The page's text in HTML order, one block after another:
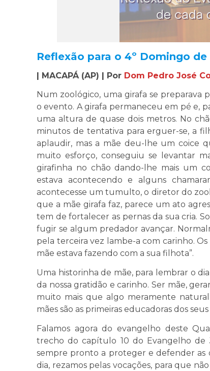
Reflexão para o 4º Domingo
| MACAPÁ (AP) | Por Dom Pedro José
Num zoológico, uma girafa se preparava
o evento. A girafa permaneceu em pé e,
uma altura de quase dois metros. No
minutos de tentativa para erguer-se, a
aplaudir, mas a mãe deu-lhe um coice
muito esforço, conseguiu se levantar
girafinha no chão dando-lhe mais um
estava acontecendo e alguns
acontecesse um tumulto, o diretor do
que a mãe girafa faz, parece um ato
tem de fortalecer as pernas da sua cria.
fugir se algum predador avançar.
pela terceira vez lambe-a com carinho.
mãe estava fazendo com a sua filhota”.
Uma historinha de mãe, para lembrar o
da nossa gratidão e carinho. Ser mãe,
muito mais que algo meramente
mães são as primeiras educadoras dos
Falamos agora do evangelho deste
trecho do capítulo 10 do Evangelho de
sempre pronto a proteger e defender as
dia, rezamos pelas vocações, para que